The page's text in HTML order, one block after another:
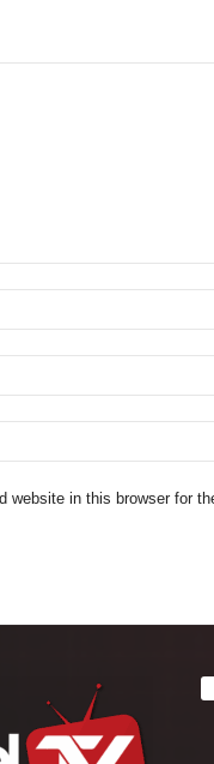
website in this browser for